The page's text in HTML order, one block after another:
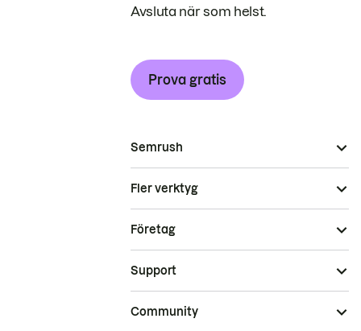
Avsluta när som helst.
Prova gratis
Semrush
Fler verktyg
Företag
Support
Community